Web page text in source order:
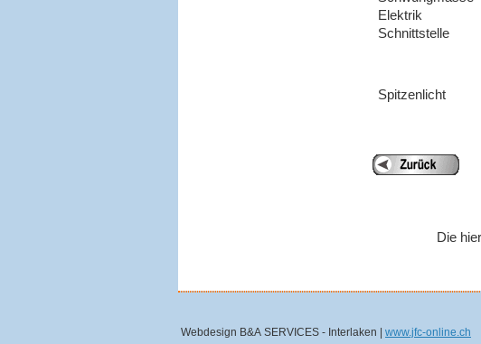
Elektrik
Schnittstelle
Spitzenlicht
Die
Webdesign B&A SERVICES - Interlaken | www.jfc-online.ch